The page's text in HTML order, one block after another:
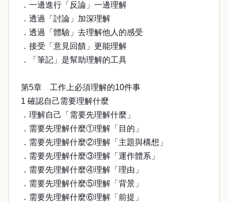
．一邊進行「反論」一邊理解
．透過「討論」加深理解
．透過「體驗」去理解他人的感受
．接受「意見回饋」更能理解
．「筆記」是幫助理解的工具
第5章 工作上必須理解的10件事
1 確認自己需要理解什麼
．理解自己「需要先理解什麼」
．需要先理解什麼①理解「目的」
．需要先理解什麼②理解「主題與構想」
．需要先理解什麼③理解「運作體系」
．需要先理解什麼④理解「理由」
．需要先理解什麼⑤理解「背景」
．需要先理解什麼⑥理解「前提」